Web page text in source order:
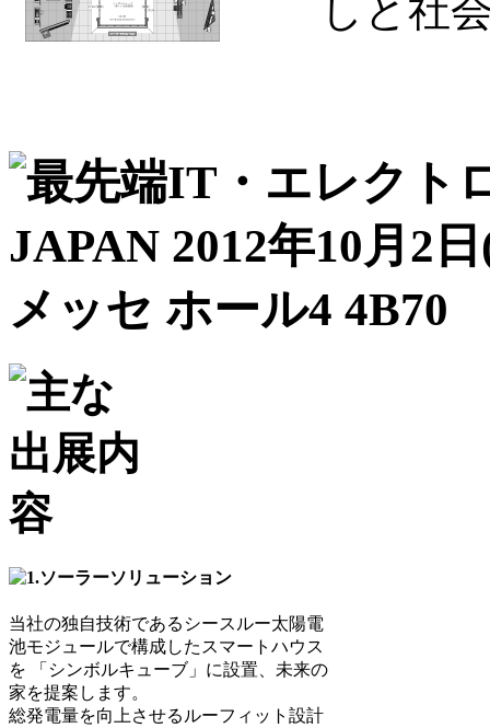
当社の独自技術であるシースルー太陽電
池モジュールで構成したスマートハウス
を 「シンボルキューブ」に設置、未来の
家を提案します。
総発電量を向上させるルーフィット設計